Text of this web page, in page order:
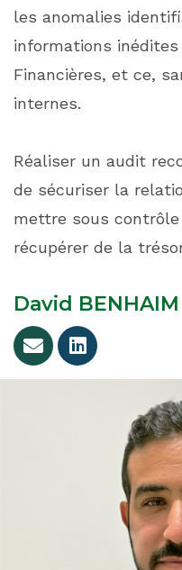
les anomalies
informations
Financières, et ce,
internes.
Réaliser un audit
de sécuriser la
mettre sous
récupérer de la
David BENHAIM